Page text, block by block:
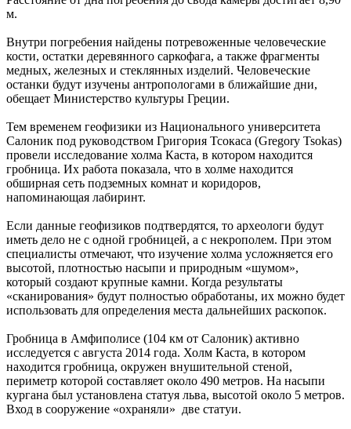
м.
Внутри погребения найдены потревоженные человеческие
кости, остатки деревянного саркофага, а также фрагменты
медных, железных и стеклянных изделий. Человеческие
останки будут изучены антропологами в ближайшие дни,
обещает Министерство культуры Греции.
Тем временем геофизики из Национального университета
Салоник под руководством Григория Тсокаса (Gregory Tsokas)
провели исследование холма Каста, в котором находится
гробница. Их работа показала, что в холме находится
обширная сеть подземных комнат и коридоров,
напоминающая лабиринт.
Если данные геофизиков подтвердятся, то археологи будут
иметь дело не с одной гробницей, а с некрополем. При этом
специалисты отмечают, что изучение холма усложняется его
высотой, плотностью насыпи и природным «шумом»,
который создают крупные камни. Когда результаты
«сканирования» будут полностью обработаны, их можно будет
использовать для определения места дальнейших раскопок.
Гробница в Амфиполисе (104 км от Салоник) активно
исследуется с августа 2014 года. Холм Каста, в котором
находится гробница, окружен внушительной стеной,
периметр которой составляет около 490 метров. На насыпи
кургана был установлена статуя льва, высотой около 5 метров.
Вход в сооружение «охраняли» две статуи.